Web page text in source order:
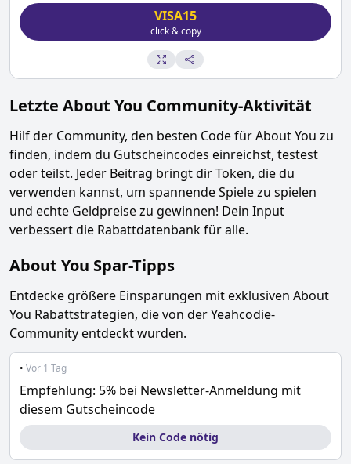
VISA15
click & copy
Letzte About You Community-Aktivität
Hilf der Community, den besten Code fürAbout You zu
finden, indem du Gutscheincodes einreichst, testest
oder teilst. Jeder Beitrag bringt dir Token, die du
verwenden kannst, um spannende Spiele zu spielen
und echte Geldpreise zu gewinnen! Dein Input
verbessert die Rabattdatenbank für alle.
About You Spar-Tipps
Entdecke größere Einsparungen mit exklusiven About
You Rabattstrategien, die von der Yeahcodie-
Community entdeckt wurden.
• Vor 1 Tag
Empfehlung: 5% bei Newsletter-Anmeldung mit
diesem Gutscheincode
Kein Code nötig